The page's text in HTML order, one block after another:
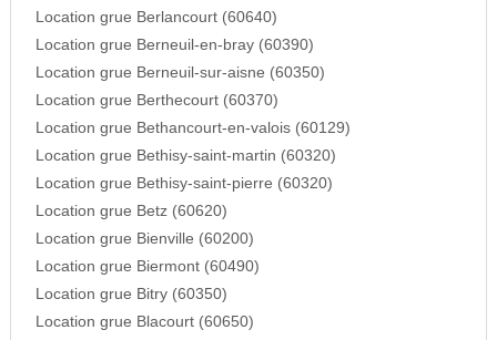
Location grue Berlancourt (60640)
Location grue Berneuil-en-bray (60390)
Location grue Berneuil-sur-aisne (60350)
Location grue Berthecourt (60370)
Location grue Bethancourt-en-valois (60129)
Location grue Bethisy-saint-martin (60320)
Location grue Bethisy-saint-pierre (60320)
Location grue Betz (60620)
Location grue Bienville (60200)
Location grue Biermont (60490)
Location grue Bitry (60350)
Location grue Blacourt (60650)